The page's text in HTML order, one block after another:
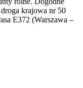
krajowa nr 50
E372 (Warszawa –